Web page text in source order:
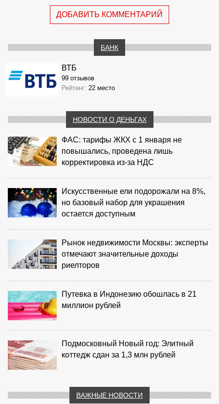
ДОБАВИТЬ КОММЕНТАРИЙ
БАНК
ВТБ
99 отзывов
Рейтинг: 22 место
НОВОСТИ О ДЕНЬГАХ
ФАС: тарифы ЖКХ с 1 января не
повышались, проведена лишь
корректировка из‑за НДС
Искусственные ели подорожали на 8%,
но базовый набор для украшения
остается доступным
Рынок недвижимости Москвы: эксперты
отмечают значительные доходы
риелторов
Путевка в Индонезию обошлась в 21
миллион рублей
Подмосковный Новый год: Элитный
коттедж сдан за 1,3 млн рублей
ВАЖНЫЕ НОВОСТИ